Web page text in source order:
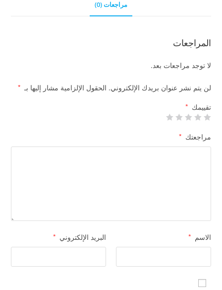
مراجعات (0)
المراجعات
لا توجد مراجعات بعد.
لن يتم نشر عنوان بريدك الإلكتروني. الحقول الإلزامية مشار إليها بـ *
تقييمك *
مراجعتك *
الاسم * البريد الإلكتروني *